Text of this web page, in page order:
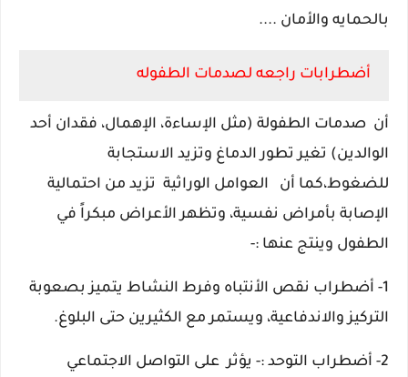
بالحمايه والأمان ....
أضطرابات راجعه لصدمات الطفوله
أن صدمات الطفولة (مثل الإساءة، الإهمال، فقدان أحد
الوالدين) تغير تطور الدماغ وتزيد الاستجابة
للضغوط،كما أن العوامل الوراثية تزيد من احتمالية
الإصابة بأمراض نفسية، وتظهر الأعراض مبكراً في
الطفول وينتج عنها :-
1
- أضطراب نقص الأنتباه وفرط النشاط يتميز بصعوبة
التركيز والاندفاعية، ويستمر مع الكثيرين حتى البلوغ.
2- أضطراب التوحد :- يؤثر
على التواصل الاجتماعي